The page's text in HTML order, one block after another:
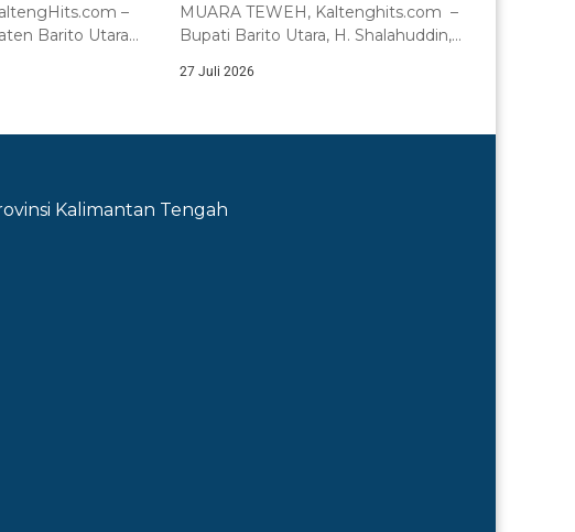
–
Barito Utara
MUARA TEWEH, Kaltenghits.com –
Bupati Barito Utara, H. Shalahuddin,
27 Juli 2026
Kalimantan Tengah